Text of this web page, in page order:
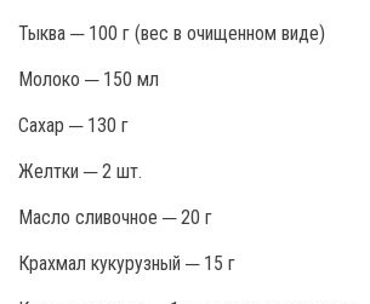
Тыква ─ 100 г (вес в очищенном виде)
Молоко ─ 150 мл
Сахар ─ 130 г
Желтки ─ 2 шт.
Масло сливочное ─ 20 г
Крахмал кукурузный ─ 15 г